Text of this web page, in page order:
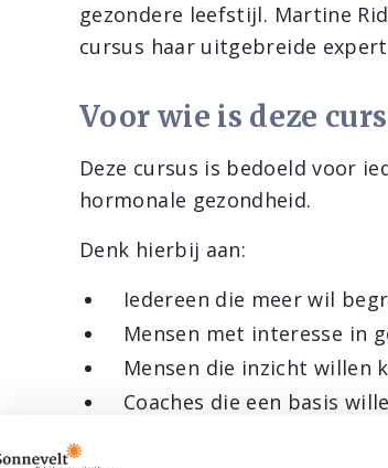
gezondere leefstijl. Martine
cursus haar uitgebreide
Voor wie is deze
Deze cursus is bedoeld voor
hormonale gezondheid.
Denk hierbij aan:
Iedereen die meer wil
Mensen met interesse in
Mensen die inzicht willen
Coaches die een basis